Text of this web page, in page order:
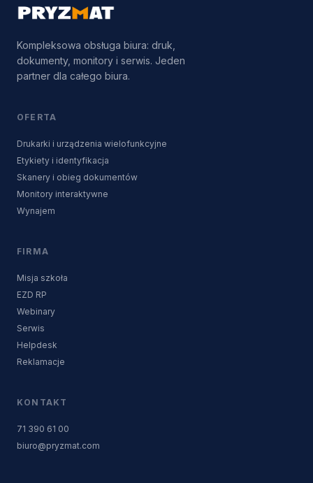
Kompleksowa obsługa biura: druk,
dokumenty, monitory i serwis. Jeden
partner dla całego biura.
OFERTA
Drukarki i urządzenia wielofunkcyjne
Etykiety i identyfikacja
Skanery i obieg dokumentów
Monitory interaktywne
Wynajem
FIRMA
Misja szkoła
EZD RP
Webinary
Serwis
Helpdesk
Reklamacje
KONTAKT
71 390 61 00
biuro@pryzmat.com